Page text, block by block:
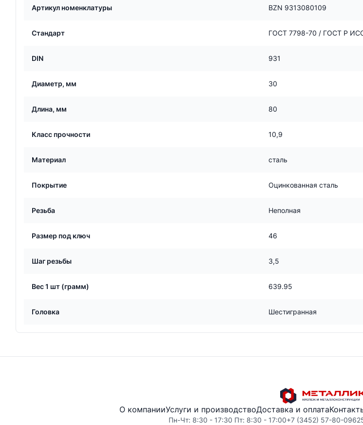
Артикул номенклатуры BZN 9313080109
Стандарт ГОСТ 7798-70 / ГОСТ Р
DIN 931
Диаметр, мм 30
Длина, мм 80
Класс прочности 10,9
Материал сталь
Покрытие Оцинкованная сталь
Резьба Неполная
Размер под ключ 46
Шаг резьбы 3,5
Вес 1 шт (грамм) 639.95
Головка Шестигранная
О компанииУслуги и производствоДоставка и оплата
Пн-Чт: 8:30 - 17:30 Пт: 8:30 - 17:00+7 (3452) 57-80-09